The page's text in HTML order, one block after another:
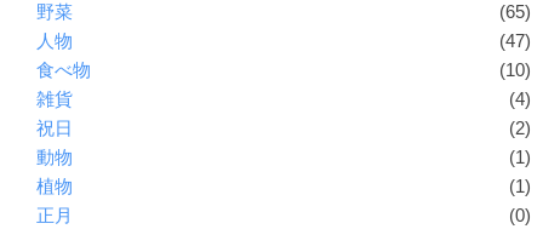
野菜
(65)
人物
(47)
食べ物
(10)
雑貨
(4)
祝日
(2)
動物
(1)
植物
(1)
正月
(0)